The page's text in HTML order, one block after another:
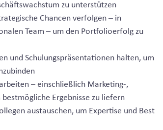
zu unterstützen
Chancen verfolgen – in
Team – um den Portfolioerfolg zu
und Schulungspräsentationen halten, um
– einschließlich Marketing-,
Ergebnisse zu liefern
austauschen, um Expertise und Best